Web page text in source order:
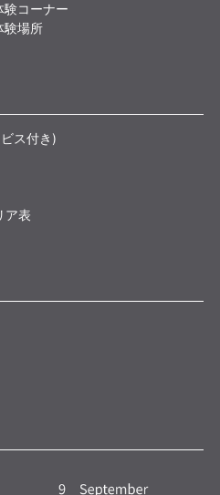
コーナー
験場所
ス付き)
ア表